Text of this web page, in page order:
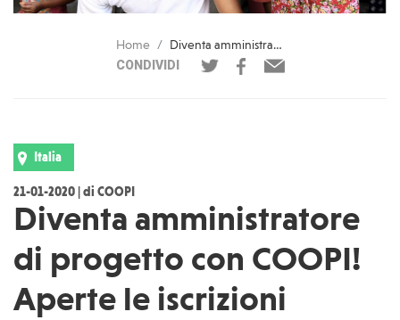
Home
Diventa amministratore di progetto con COOPI! Aperte le iscrizioni
CONDIVIDI
Italia
21-01-2020 | di COOPI
Diventa amministratore
di progetto con COOPI!
Aperte le iscrizioni